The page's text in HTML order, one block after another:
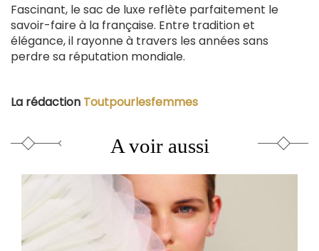
Fascinant, le sac de luxe reflète parfaitement le
savoir-faire à la française. Entre tradition et
élégance, il rayonne à travers les années sans
perdre sa réputation mondiale.
La rédaction Toutpourlesfemmes
A voir aussi